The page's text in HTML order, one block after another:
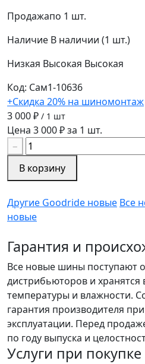
Продажапо 1 шт.
Наличие В наличии (1 шт.)
Низкая Высокая Высокая
Код: Сам1-10636
+Скидка 20% на шиномонтаж
3 000 ₽ / 1 шт
Цена 3 000 ₽ за 1 шт.
−
В корзину
Другие Goodride новые Все
новые
Гарантия и
Все новые шины поступают
дистрибьюторов и хранятся
температуры и влажности.
гарантия производителя
эксплуатации. Перед
по году выпуска и
Услуги при покупке